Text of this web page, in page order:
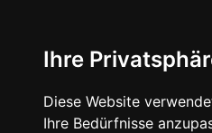
Ihre
Diese Website
Ihre Bedürfnisse